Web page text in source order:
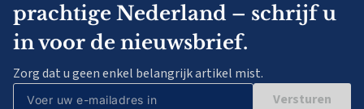
prachtige Nederland – schrijf u
in voor de nieuwsbrief.
Zorg dat u geen enkel belangrijk artikel mist.
Versturen